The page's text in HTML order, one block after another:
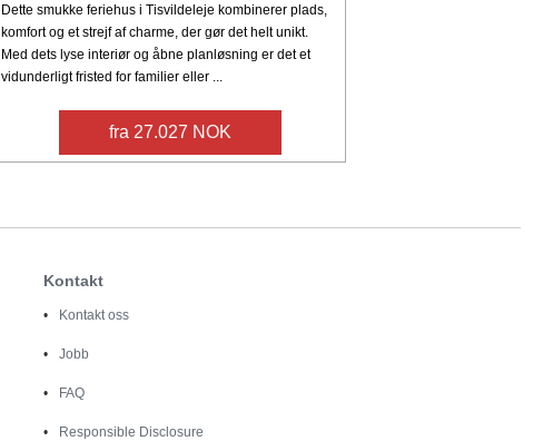
Dette smukke feriehus i Tisvildeleje kombinerer plads,
komfort og et strejf af charme, der gør det helt unikt.
Med dets lyse interiør og åbne planløsning er det et
vidunderligt fristed for familier eller ...
fra 27.027 NOK
Kontakt
Kontakt oss
Jobb
FAQ
Responsible Disclosure